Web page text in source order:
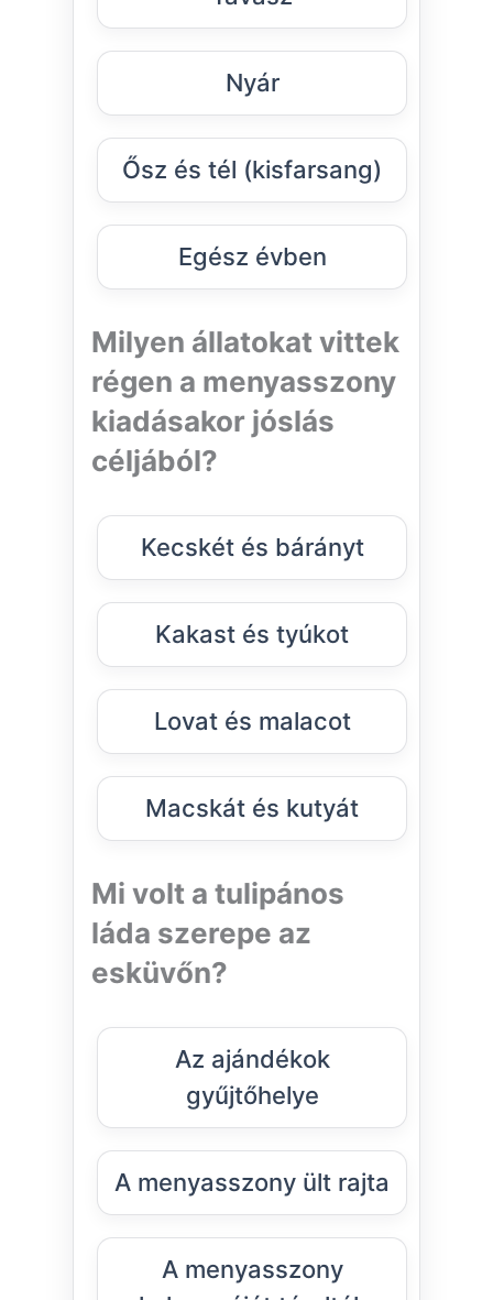
Nyár
Ősz és tél (kisfarsang)
Egész évben
Milyen állatokat vittek
régen a menyasszony
kiadásakor jóslás
céljából?
Kecskét és bárányt
Kakast és tyúkot
Lovat és malacot
Macskát és kutyát
Mi volt a tulipános
láda szerepe az
esküvőn?
Az ajándékok
gyűjtőhelye
A menyasszony ült rajta
A menyasszony